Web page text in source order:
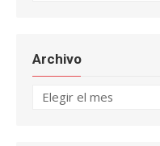
Archivo
Archivo